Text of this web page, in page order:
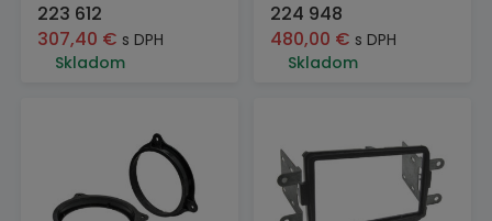
223 612
307,40 € s DPH
Skladom
224 948
480,00 € s DPH
Skladom